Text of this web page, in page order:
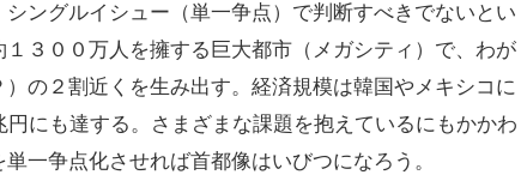
ングルイシュー（単一争点）で判断すべきでないとい
１３００万人を擁する巨大都市（メガシティ）で、わが
の２割近くを生み出す。経済規模は韓国やメキシコに
円にも達する。さまざまな課題を抱えているにもかかわ
一争点化させれば首都像はいびつになろう。